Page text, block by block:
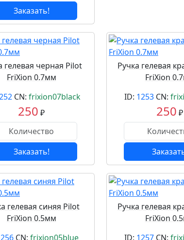
Заказать!
гелевая черная Pilot
FriXion 0.7мм
CN: frixion07black
250 ₽
Заказать!
Ручка гелевая
FriXion
ID: 1253CN:
250 ₽
гелевая синяя Pilot
FriXion 0.5мм
CN: frixion05blue
Ручка гелевая
FriXion
ID: 1257CN: